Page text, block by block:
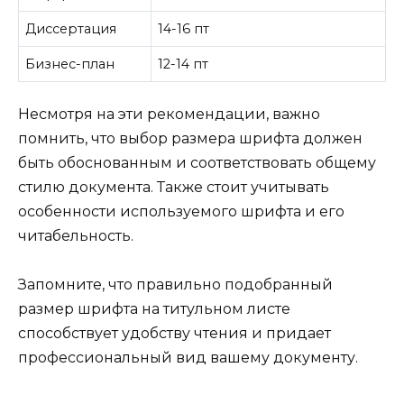
Диссертация 14-16 пт
Бизнес-план 12-14 пт
Несмотря на эти рекомендации, важно
помнить, что выбор размера шрифта должен
быть обоснованным и соответствовать общему
стилю документа. Также стоит учитывать
особенности используемого шрифта и его
читабельность.
Запомните, что правильно подобранный
размер шрифта на титульном листе
способствует удобству чтения и придает
профессиональный вид вашему документу.